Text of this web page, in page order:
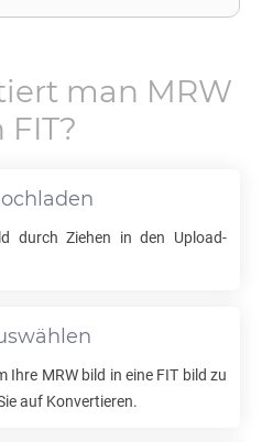
man MRW
FIT?
durch Ziehen in den Upload-
Ihre MRWbild in eine FIT bild zu
auf Konvertieren.